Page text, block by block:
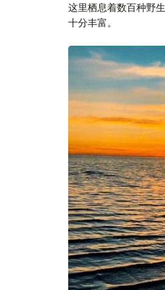
这里栖息着数百种野
十分丰富。